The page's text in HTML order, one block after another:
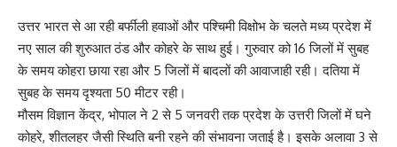
उत्तर भारत से आ रही बर्फीली हवाओं और पश्चिमी विक्षोभ के चलते मध्य प्रदेश में
नए साल की शुरुआत ठंड और कोहरे के साथ हुई। गुरुवार को 16 जिलों में सुबह
के समय कोहरा छाया रहा और 5 जिलों में बादलों की आवाजाही रही। दतिया में
सुबह के समय दृश्यता 50 मीटर रही।
मौसम विज्ञान केंद्र, भोपाल ने 2 से 5 जनवरी तक प्रदेश के उत्तरी जिलों में घने
कोहरे, शीतलहर जैसी स्थिति बनी रहने की संभावना जताई है। इसके अलावा 3 से